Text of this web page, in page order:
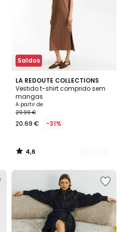
Saldos
LA REDOUTE COLLECTIONS
Vestido t-shirt comprido sem
mangas
A partir de
29.99 €
20.69 € -31%
4,6
/ 5
3
Cores
4,6
/